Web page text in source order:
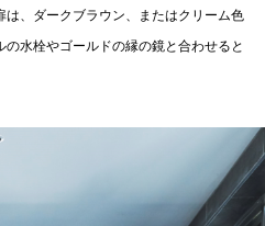
、ダークブラウン、またはクリーム色
水栓やゴールドの縁の鏡と合わせると